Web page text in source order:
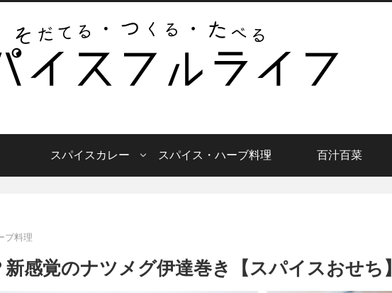
スパイスカレー スパイス・ハーブ料理 百汁百菜
ブ料理
感覚のナツメグ伊達巻き【スパイスおせち】